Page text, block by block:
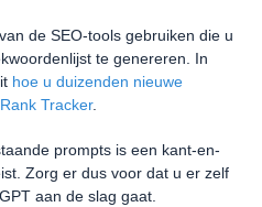
de SEO-tools gebruiken die u
te genereren. In
hoe u duizenden nieuwe
Tracker.
prompts is een kant-en-
Zorg er dus voor dat u er zelf
aan de slag gaat.